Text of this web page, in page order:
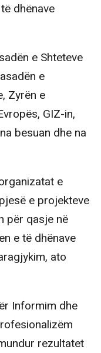
dhënave
e Shteteve
e
Zyrën e
GIZ-in,
besuan dhe na
e
e projekteve
për qasje në
e të dhënave
ato
Informim dhe
rezultatet